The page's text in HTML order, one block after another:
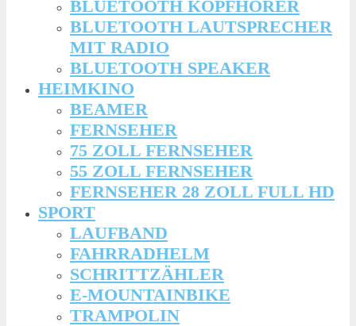
BLUETOOTH KOPFHÖRER
BLUETOOTH LAUTSPRECHER
MIT RADIO
BLUETOOTH SPEAKER
HEIMKINO
BEAMER
FERNSEHER
75 ZOLL FERNSEHER
55 ZOLL FERNSEHER
FERNSEHER 28 ZOLL FULL HD
SPORT
LAUFBAND
FAHRRADHELM
SCHRITTZÄHLER
E-MOUNTAINBIKE
TRAMPOLIN